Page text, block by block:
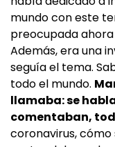
mundo con este
preocupada
Además, era una
seguía el tema.
todo el mundo.
llamaba: se
comentaban,
coronavirus,